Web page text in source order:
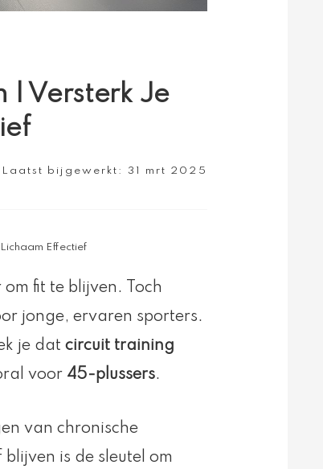
| Versterk Je
Laatst bijgewerkt: 31 mrt 2025
Effectief
fit te blijven. Toch
jonge, ervaren sporters.
je dat circuit training
voor 45-plussers.
van chronische
is de sleutel om